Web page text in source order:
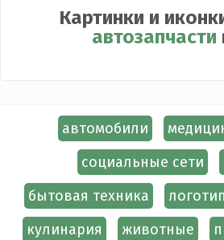
Картинки и
автозапчасти
автомобили
социальные сети
бытовая техника
кулинария
животные